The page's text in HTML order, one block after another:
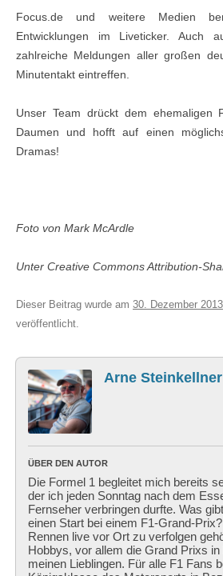
Focus.de und weitere Medien
Entwicklungen im Liveticker. Auch
zahlreiche Meldungen aller großen
Minutentakt eintreffen.
Unser Team drückt dem ehemaligen
Daumen und hofft auf einen
Dramas!
Foto von Mark McArdle
Unter Creative Commons Attribution-
Dieser Beitrag wurde am 30. Dezember 2013
veröffentlicht.
Arne Steinkellner
ÜBER DEN AUTOR
Die Formel 1 begleitet mich bereits
der ich jeden Sonntag nach dem
Fernseher verbringen durfte. Was
einen Start bei einem F1-Grand-
Rennen live vor Ort zu verfolgen
Hobbys, vor allem die Grand Prixs
meinen Lieblingen. Für alle F1 Fans